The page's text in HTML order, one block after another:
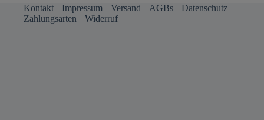
Kontakt Impressum Versand AGBs
Datenschutz
Zahlungsarten
Widerruf